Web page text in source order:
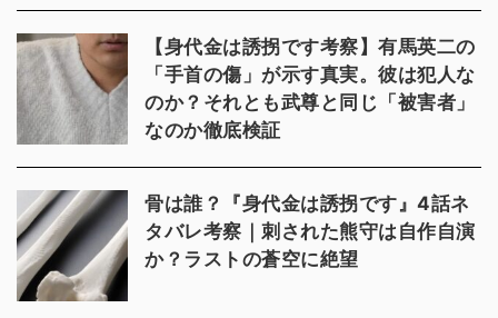
【身代金は誘拐です考察】有馬英二の
「手首の傷」が示す真実。彼は犯人な
のか？それとも武尊と同じ「被害者」
なのか徹底検証
骨は誰？『身代金は誘拐です』4話ネ
タバレ考察｜刺された熊守は自作自演
か？ラストの蒼空に絶望